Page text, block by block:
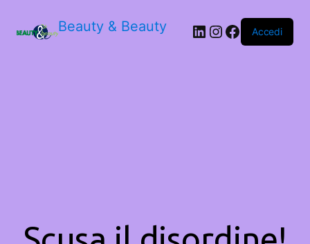
Beauty & Beauty LinkedIn
Instagram
Facebook
Accedi